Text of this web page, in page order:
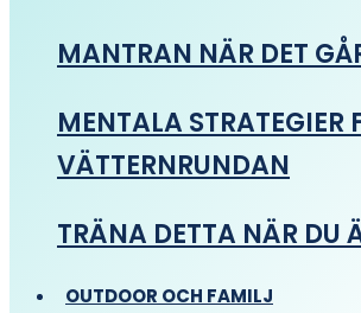
MANTRAN NÄR DET
MENTALA STRATEGIER
VÄTTERNRUNDAN
TRÄNA DETTA NÄR DU
OUTDOOR OCH FAMILJ